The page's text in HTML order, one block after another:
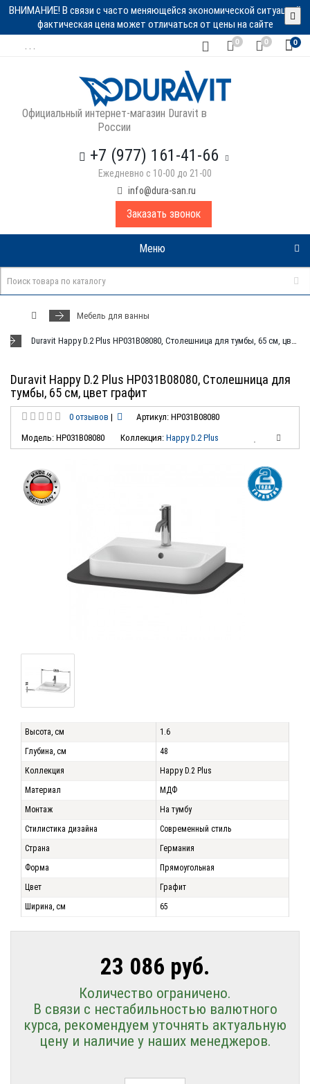
ВНИМАНИЕ! В связи с часто меняющейся экономической ситуацией
фактическая цена может отличаться от цены на сайте
0 0 0
Официальный интернет-магазин Duravit в
России
+7 (977) 161-41-66
Ежедневно с 10-00 до 21-00
info@dura-san.ru
Заказать звонок
Меню
Мебель для ванны
Duravit Happy D.2 Plus HP031B08080, Столешница для тумбы, 65 см, цвет графит
Duravit Happy D.2 Plus HP031B08080, Столешница для
тумбы, 65 см, цвет графит
0 отзывов |
Артикул: HP031B08080
Модель: HP031B08080
Коллекция: Happy D.2 Plus
Высота, см
1.6
Глубина, см
48
Коллекция
Happy D.2 Plus
Материал
МДФ
Монтаж
На тумбу
Стилистика дизайна
Современный стиль
Страна
Германия
Форма
Прямоугольная
Цвет
Графит
Ширина, см
65
23 086 руб.
Количество ограничено.
В связи с нестабильностью валютного
курса, рекомендуем уточнять актуальную
цену и наличие у наших менеджеров.